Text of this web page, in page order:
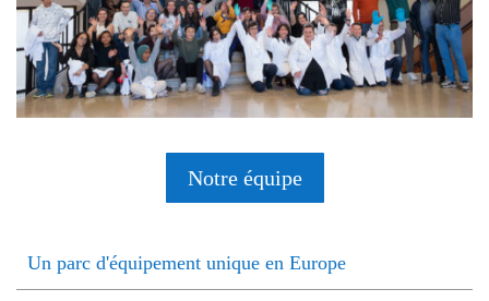
Notre équipe
Un parc d'équipement unique en Europe